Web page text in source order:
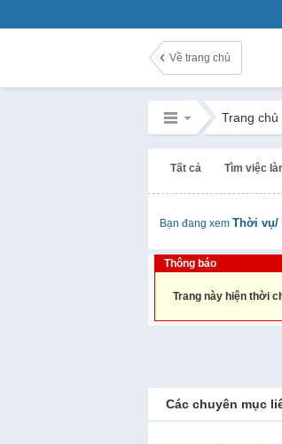
Về trang chủ
Trang chủ
Tất cả Tìm việc
Bạn đang xem Thời vụ/
Thông báo
Trang này hiện thời
Các chuyên mục